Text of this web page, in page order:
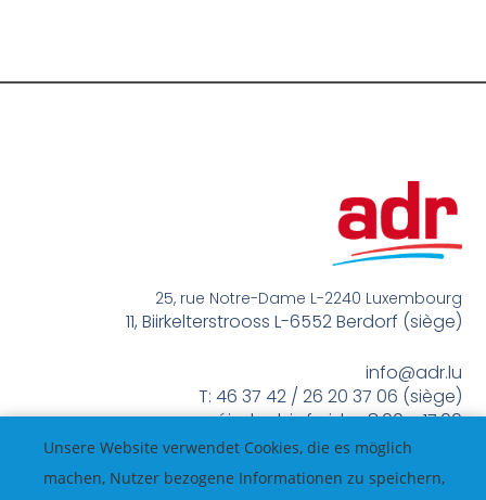
25, rue Notre-Dame L-2240 Luxembourg
11, Biirkelterstrooss L-6552 Berdorf (siège)
info@adr.lu
T: 46 37 42 / 26 20 37 06 (siège)
méindes bis freides 8:00 – 17:00
Unsere Website verwendet Cookies, die es möglich
machen, Nutzer bezogene Informationen zu speichern,